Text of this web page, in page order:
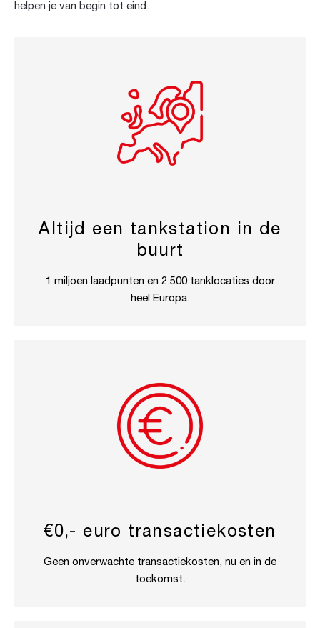
helpen je van begin tot eind.
Altijd een tankstation in de
buurt
1 miljoen laadpunten en 2.500 tanklocaties door
heel Europa.
€0,- euro transactiekosten
Geen onverwachte transactiekosten, nu en in de
toekomst.